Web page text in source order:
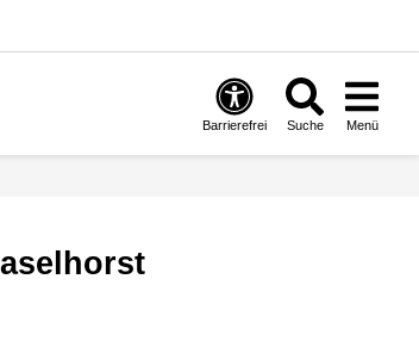
Barrierefrei Suche Menü